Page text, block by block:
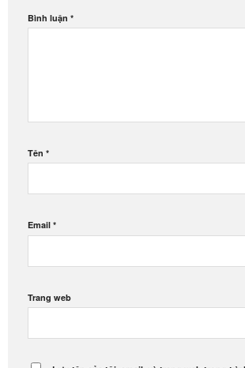
Bình luận *
Tên *
Email *
Trang web